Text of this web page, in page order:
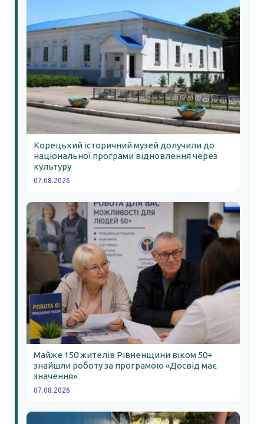
Корецький історичний музей долучили до
національної програми відновлення через
культуру
07.08.2026
Майже 150 жителів Рівненщини віком 50+
знайшли роботу за програмою «Досвід має
значення»
07.08.2026